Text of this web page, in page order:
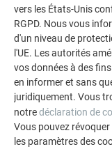
AUTRES
vers les États-Unis
RGPD. Nous vous
d'un niveau de
l'UE. Les autorités
vos données à des
en informer et sans
juridiquement. Vous
notredéclaration de
Vous pouvez
les paramètres des